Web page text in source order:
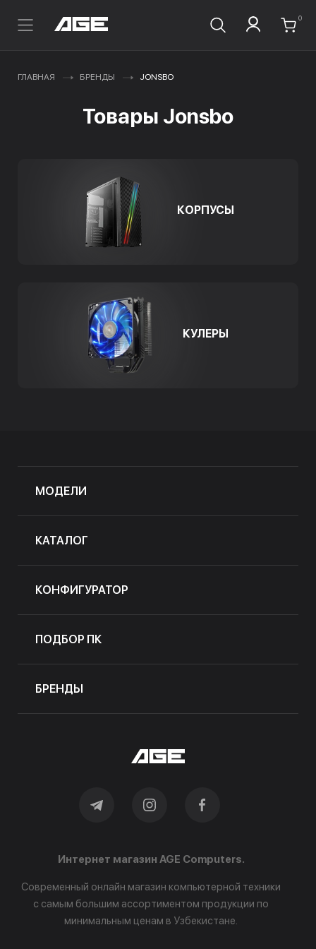
0
ГЛАВНАЯ БРЕНДЫ JONSBO
Товары Jonsbo
КОРПУСЫ
КУЛЕРЫ
МОДЕЛИ
КАТАЛОГ
КОНФИГУРАТОР
ПОДБОР ПК
БРЕНДЫ
Интернет магазин AGE Computers.
Современный онлайн магазин компьютерной техники
с самым большим ассортиментом продукции по
минимальным ценам в Узбекистане.